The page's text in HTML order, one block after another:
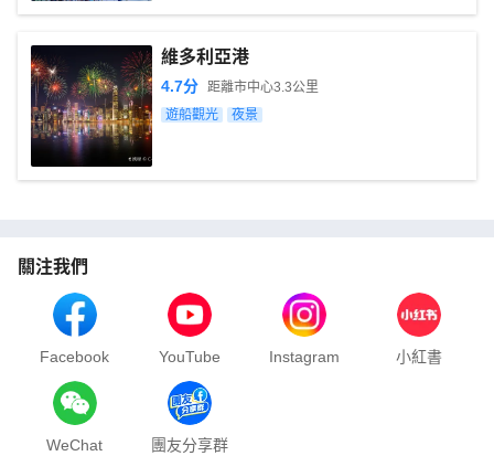
維多利亞港
4.7分 距離市中心3.3公里
遊船觀光
夜景
關注我們
Facebook YouTube Instagram 小紅書
WeChat 團友分享群